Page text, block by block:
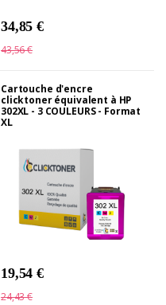
34,85 €
43,56 €
Cartouche d'encre
clicktoner équivalent à HP
302XL - 3 COULEURS - Format
XL
19,54 €
24,43 €